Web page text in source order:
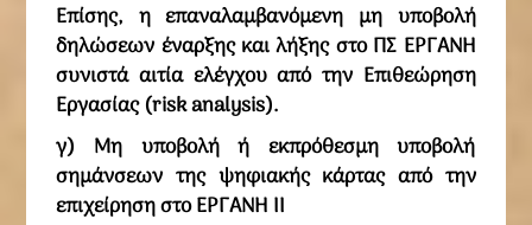
Επίσης, η επαναλαμβανόμενη μη υποβολή
δηλώσεων έναρξης και λήξης στο ΠΣ ΕΡΓΑΝΗ
συνιστά αιτία ελέγχου από την Επιθεώρηση
Εργασίας (risk analysis).
γ) Μη υποβολή ή εκπρόθεσμη υποβολή
σημάνσεων της ψηφιακής κάρτας από την
επιχείρηση στο ΕΡΓΑΝΗ ΙΙ